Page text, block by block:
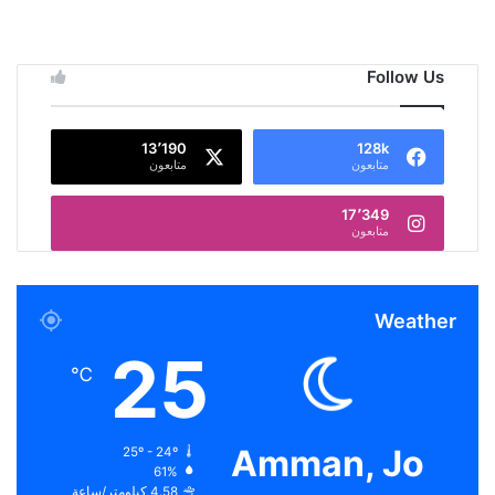
Follow Us
128k
متابعون
13٬190
متابعون
17٬349
متابعون
Weather
Amman, Jo
25
℃
25º - 24º
61%
4.58 كيلومتر/ساعة